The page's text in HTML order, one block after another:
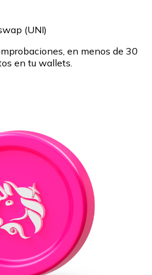
(UNI)
en menos de 30
en tu wallets.